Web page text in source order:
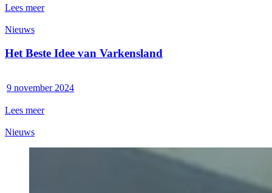
Lees meer
Nieuws
Het Beste Idee van Varkensland
9 november 2024
Lees meer
Nieuws